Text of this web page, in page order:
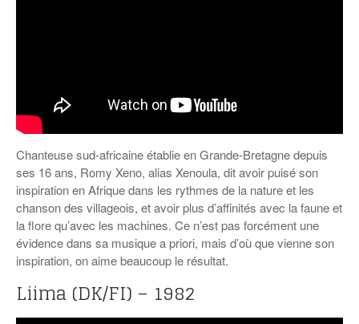
Chanteuse sud-africaine établie en Grande-Bretagne depuis
ses 16 ans, Romy Xeno, alias Xenoula, dit avoir puisé son
inspiration en Afrique dans les rythmes de la nature et les
chanson des villageois, et avoir plus d’affinités avec la faune et
la flore qu’avec les machines. Ce n’est pas forcément une
évidence dans sa musique a priori, mais d’où que vienne son
inspiration, on aime beaucoup le résultat.
Liima (DK/FI) – 1982